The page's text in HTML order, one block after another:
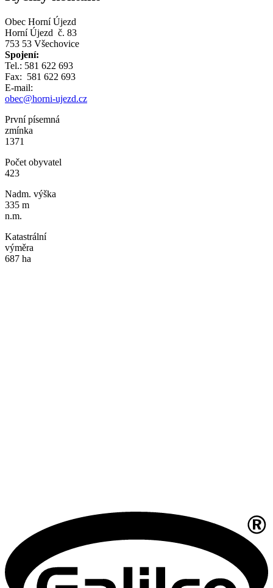
Obec Horní Újezd
Horní Újezd č. 83
753 53 Všechovice
Spojení:
Tel.: 581 622 693
Fax: 581 622 693
E-mail:
obec@horni-ujezd.cz
První písemná
zmínka
1371
Počet obyvatel
423
Nadm. výška
335 m
n.m.
Katastrální
výměra
687 ha